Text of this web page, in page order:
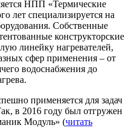
НПП «Термические
лет специализируется на
Собственные
конструкторские
линейку нагревателей,
сфер применения – от
водоснабжения до
применяется для задач
в 2016 году был отгружен
Модуль» (читать